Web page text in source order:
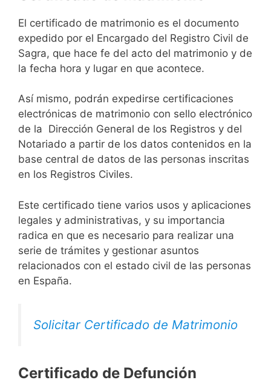
El certificado de matrimonio es el documento
expedido por el Encargado del Registro Civil de
Sagra, que hace fe del acto del matrimonio y de
la fecha hora y lugar en que acontece.
Así mismo, podrán expedirse certificaciones
electrónicas de matrimonio con sello electrónico
de la Dirección General de los Registros y del
Notariado a partir de los datos contenidos en la
base central de datos de las personas inscritas
en los Registros Civiles.
Este certificado tiene varios usos y aplicaciones
legales y administrativas, y su importancia
radica en que es necesario para realizar una
serie de trámites y gestionar asuntos
relacionados con el estado civil de las personas
en España.
Solicitar Certificado de Matrimonio
Certificado de Defunción